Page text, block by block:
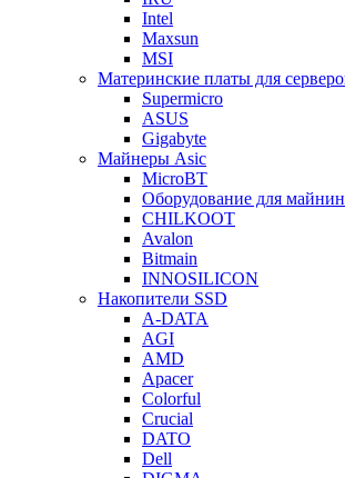
Intel
Maxsun
MSI
Материнские платы для
Supermicro
ASUS
Gigabyte
Майнеры Asic
MicroBT
Оборудование для
CHILKOOT
Avalon
Bitmain
INNOSILICON
Накопители SSD
A-DATA
AGI
AMD
Apacer
Colorful
Crucial
DATO
Dell